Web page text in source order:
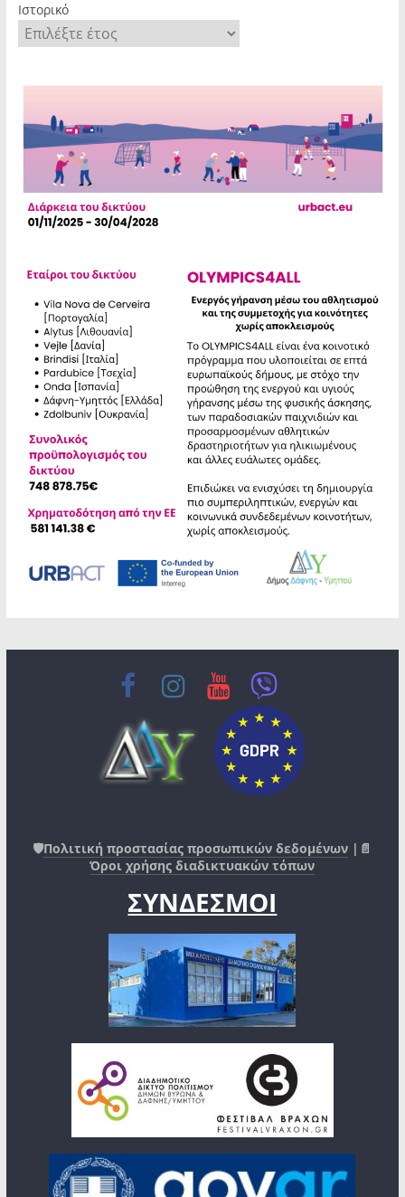
Ιστορικό
🛡️Πολιτική προστασίας προσωπικών δεδομένων |📄
Όροι χρήσης διαδικτυακών τόπων
ΣΥΝΔΕΣΜΟΙ